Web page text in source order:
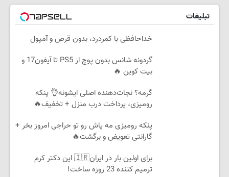
تبلیغات
خداحافظی با کمردرد، بدون قرص و آمپول
گردونه شانس بدون پوچ از PS5 تا آیفون17 و
بیت کوین 🔥
گرمه؟ نجات‌دهنده اصلی ایشونه👌 پنکه
رومیزی، پرداخت درب منزل + تخفیف🔥
پنکه رومیزی مه پاش رو تو حراجی امروز بخر +
گارانتی تعویض و برگشت🔥
برای اولین بار در ایران🇮🇷 این دکتر کرم
ترمیم کننده 23 روزه ساخت!